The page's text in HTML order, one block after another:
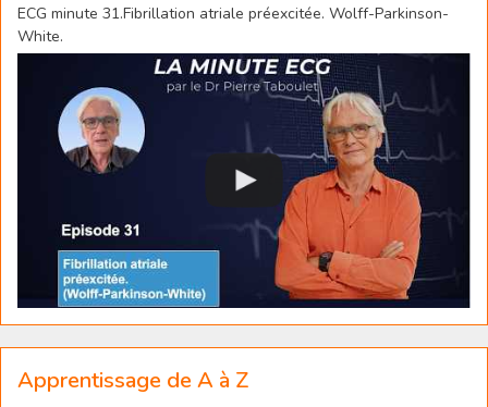
ECG minute 31.Fibrillation atriale préexcitée. Wolff-Parkinson-
White.
Apprentissage de A à Z